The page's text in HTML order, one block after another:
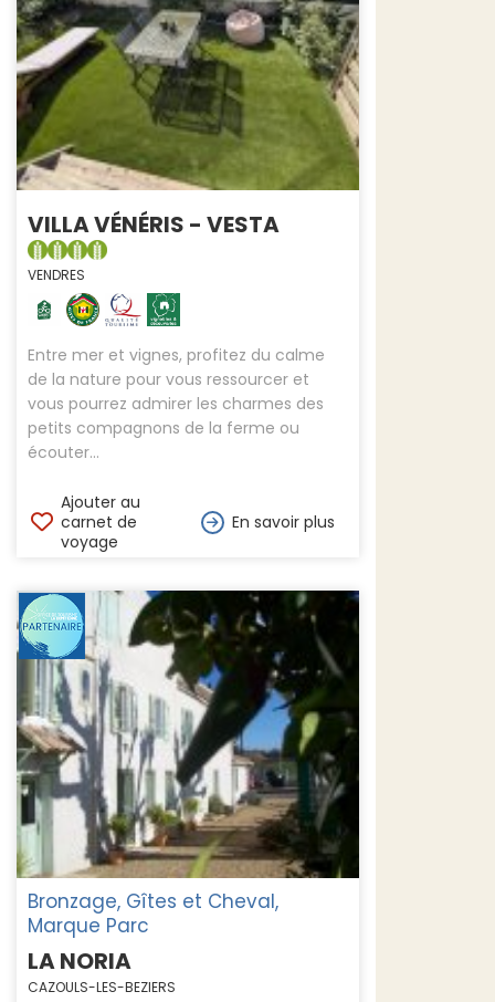
VILLA VÉNÉRIS - VESTA
VENDRES
Entre mer et vignes, profitez du calme
de la nature pour vous ressourcer et
vous pourrez admirer les charmes des
petits compagnons de la ferme ou
écouter...
Ajouter au
carnet de
voyage
En savoir plus
Bronzage, Gîtes et Cheval,
Marque Parc
LA NORIA
CAZOULS-LES-BEZIERS